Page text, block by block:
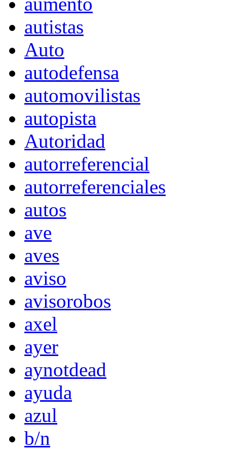
autistas
Auto
autodefensa
automovilistas
autopista
Autoridad
autorreferencial
autorreferenciales
autos
ave
aves
aviso
avisorobos
axel
ayer
aynotdead
ayuda
azul
b/n